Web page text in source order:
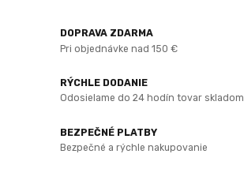
DOPRAVA ZDARMA
Pri objednávke nad 150 €
RÝCHLE DODANIE
Odosielame do 24 hodín tovar skladom
BEZPEČNÉ PLATBY
Bezpečné a rýchle nakupovanie